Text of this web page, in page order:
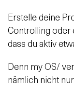
Erstelle deine
Controlling oder
dass du aktiv
Denn my OS/
nämlich nicht